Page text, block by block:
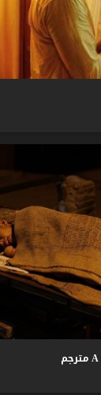
A مترجم